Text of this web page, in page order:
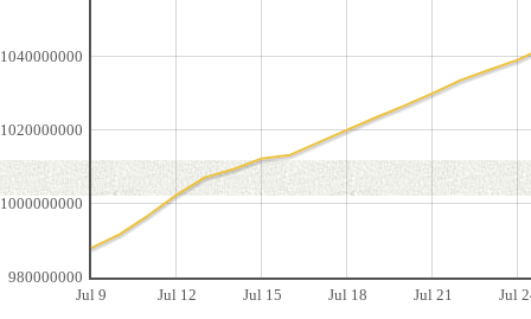
Jul 9 Jul 12 Jul 15 Jul 18 Jul 21 Jul
980000000
1000000000
1020000000
1040000000